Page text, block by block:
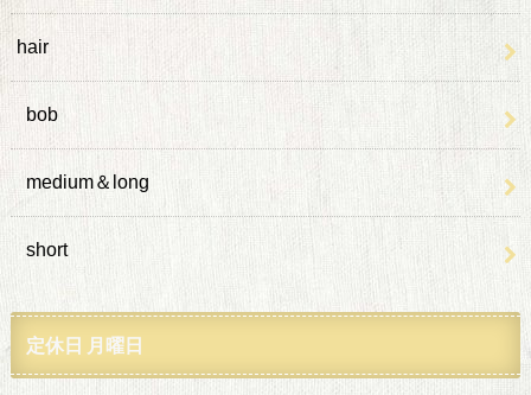
hair
bob
medium＆long
short
定休日 月曜日